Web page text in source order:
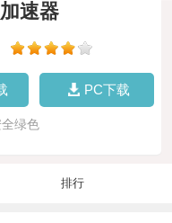
速器
PC下载
绿色
排行